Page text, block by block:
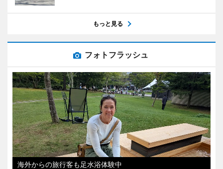
もっと見る
フォトフラッシュ
海外からの旅行客も足水浴体験中